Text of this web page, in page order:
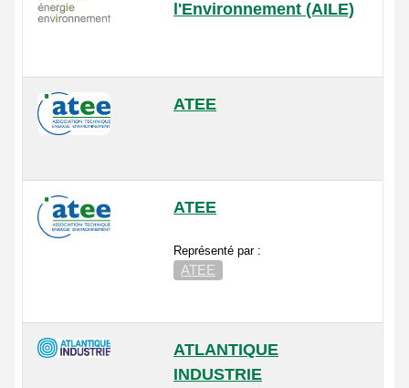
l'Environnement (AILE)
ATEE
ATEE
Représenté par :
ATEE
ATLANTIQUE
INDUSTRIE